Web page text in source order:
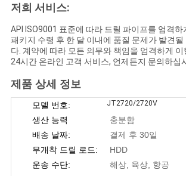
저희 서비스:
API ISO9001 표준에 따라 드릴 파이프를 엄격하
패키지 수령 후 한 달 이내에 품질 문제가 발견
다. 계약에 따라 모든 의무와 책임을 엄격하게 이
24시간 온라인 고객 서비스, 언제든지 문의하십
제품 상세 정보
모델 번호: JT2720/2720V
생산 능력
충분함
배송 날짜:
결제 후 30일
무개착 드릴 로드:
HDD
운송 수단:
해상, 육상, 항공